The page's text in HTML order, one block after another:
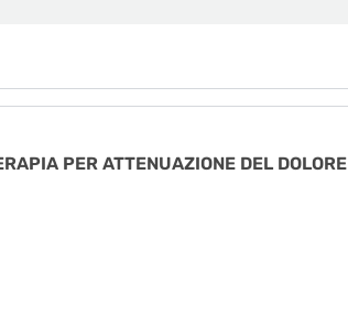
PER ATTENUAZIONE DEL DOLORE